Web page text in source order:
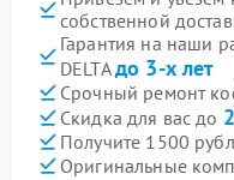
собственной
Гарантия на наши
DELTAдо 3-х лет
Срочный ремонт
Скидка для вас до
Получите 1500
Оригинальные